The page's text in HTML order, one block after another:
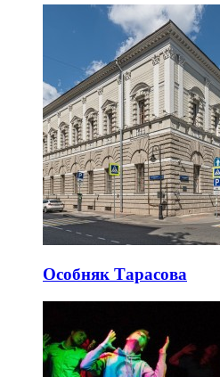
Особняк Тарасова